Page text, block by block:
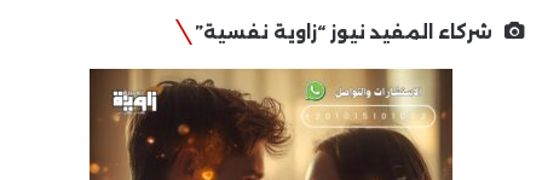
شركاء المفيد نيوز “زاوية نفسية”